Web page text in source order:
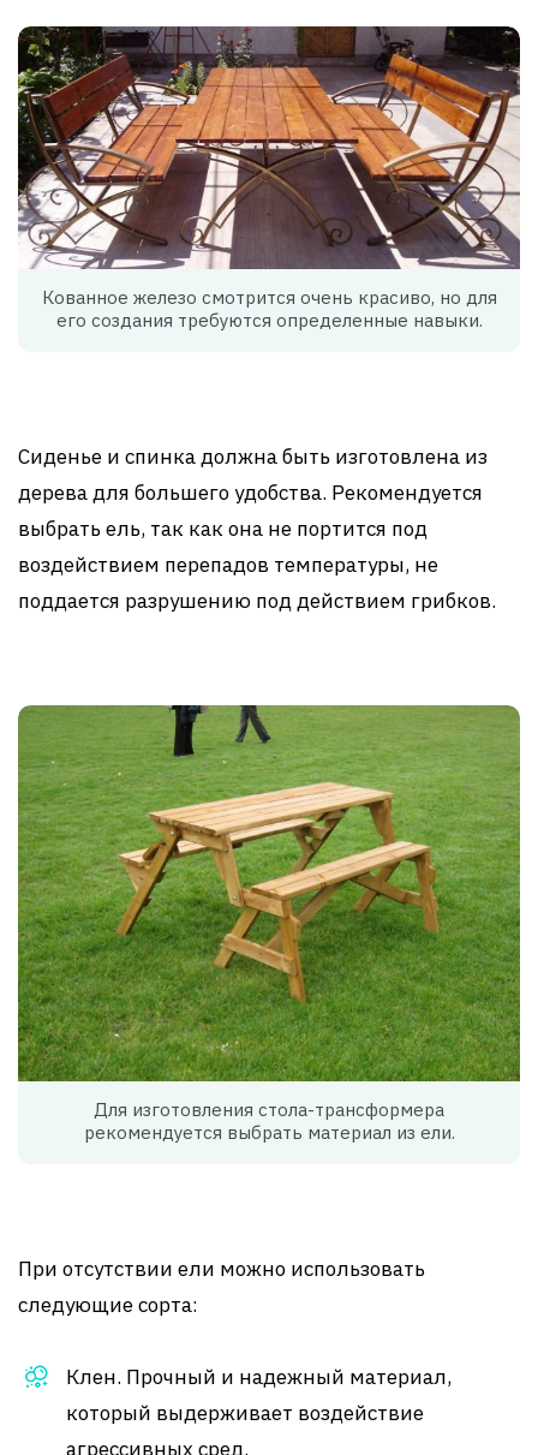
Кованное железо смотрится очень красиво, но для
его создания требуются определенные навыки.
Сиденье и спинка должна быть изготовлена из
дерева для большего удобства. Рекомендуется
выбрать ель, так как она не портится под
воздействием перепадов температуры, не
поддается разрушению под действием грибков.
Для изготовления стола-трансформера
рекомендуется выбрать материал из ели.
При отсутствии ели можно использовать
следующие сорта:
Клен. Прочный и надежный материал,
который выдерживает воздействие
агрессивных сред.